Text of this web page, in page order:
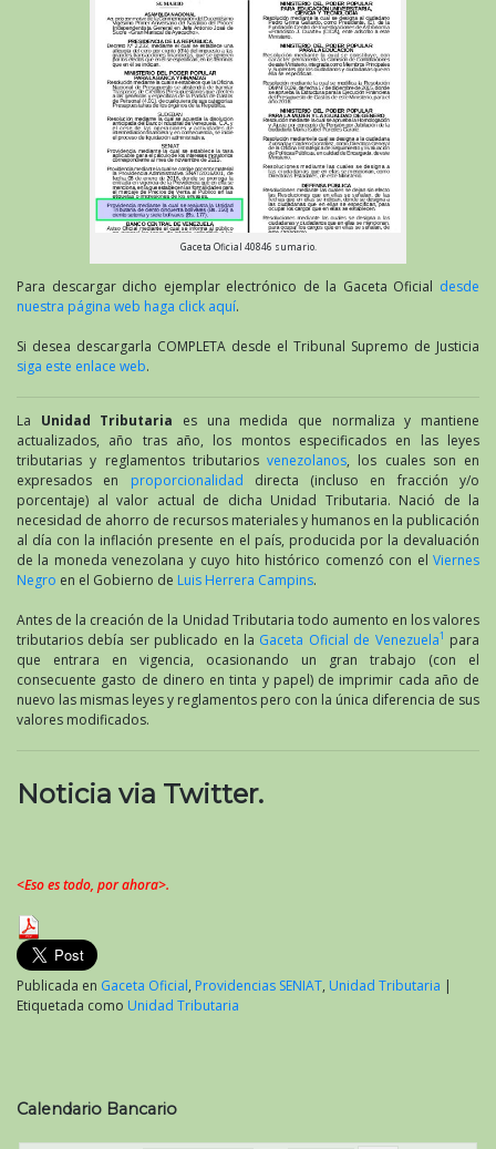
Gaceta Oficial 40846 sumario.
Para descargar dicho ejemplar electrónico de la Gaceta Oficial desde
nuestra página web haga click aquí.
Si desea descargarla COMPLETA desde el Tribunal Supremo de Justicia
siga este enlace web.
La Unidad Tributaria es una medida que normaliza y mantiene
actualizados, año tras año, los montos especificados en las leyes
tributarias y reglamentos tributarios venezolanos, los cuales son en
expresados en proporcionalidad directa (incluso en fracción y/o
porcentaje) al valor actual de dicha Unidad Tributaria. Nació de la
necesidad de ahorro de recursos materiales y humanos en la publicación
al día con la inflación presente en el país, producida por la devaluación
de la moneda venezolana y cuyo hito histórico comenzó con el Viernes
Negro en el Gobierno de Luis Herrera Campins.
Antes de la creación de la Unidad Tributaria todo aumento en los valores
tributarios debía ser publicado en la Gaceta Oficial de Venezuela1 para
que entrara en vigencia, ocasionando un gran trabajo (con el
consecuente gasto de dinero en tinta y papel) de imprimir cada año de
nuevo las mismas leyes y reglamentos pero con la única diferencia de sus
valores modificados.
Noticia via Twitter.
<Eso es todo, por ahora>.
Publicada en Gaceta Oficial, Providencias SENIAT, Unidad Tributaria |
Etiquetada como Unidad Tributaria
Calendario Bancario